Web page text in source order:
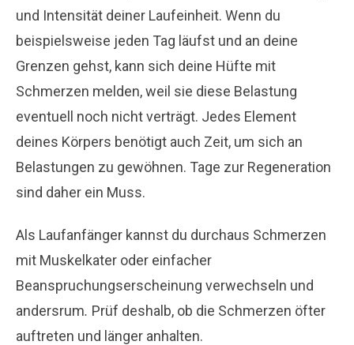
und Intensität deiner Laufeinheit. Wenn du
beispielsweise jeden Tag läufst und an deine
Grenzen gehst, kann sich deine Hüfte mit
Schmerzen melden, weil sie diese Belastung
eventuell noch nicht verträgt. Jedes Element
deines Körpers benötigt auch Zeit, um sich an
Belastungen zu gewöhnen. Tage zur Regeneration
sind daher ein Muss.
Als Laufanfänger kannst du durchaus Schmerzen
mit Muskelkater oder einfacher
Beanspruchungserscheinung verwechseln und
andersrum. Prüf deshalb, ob die Schmerzen öfter
auftreten und länger anhalten.